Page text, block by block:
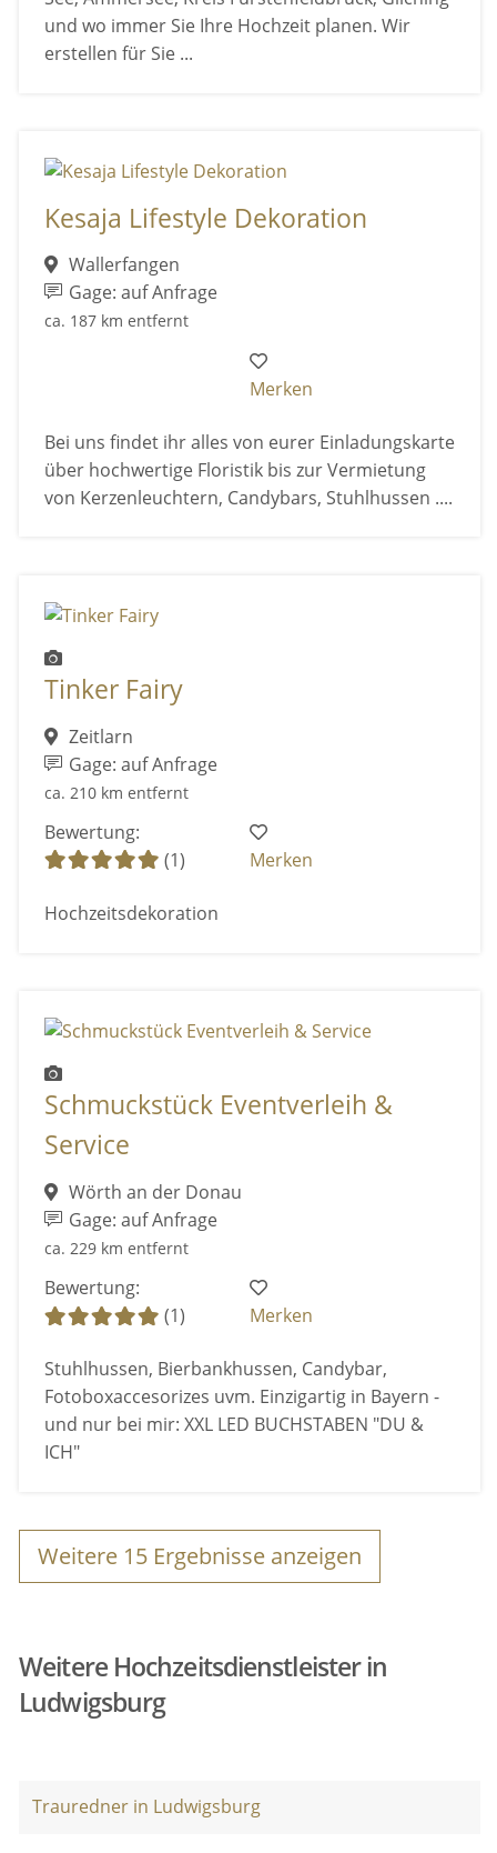
und wo immer Sie Ihre Hochzeit planen. Wir
erstellen für Sie ...
Kesaja Lifestyle Dekoration
Wallerfangen
Gage: auf Anfrage
ca. 187 km entfernt
Merken
Bei uns findet ihr alles von eurer Einladungskarte
über hochwertige Floristik bis zur Vermietung
von Kerzenleuchtern, Candybars, Stuhlhussen ....
Tinker Fairy
Zeitlarn
Gage: auf Anfrage
ca. 210 km entfernt
Bewertung:
(1)
Merken
Hochzeitsdekoration
Schmuckstück Eventverleih &
Service
Wörth an der Donau
Gage: auf Anfrage
ca. 229 km entfernt
Bewertung:
(1)
Merken
Stuhlhussen, Bierbankhussen, Candybar,
Fotoboxaccesorizes uvm. Einzigartig in Bayern -
und nur bei mir: XXL LED BUCHSTABEN "DU &
ICH"
Weitere 15 Ergebnisse anzeigen
Weitere Hochzeitsdienstleister in
Ludwigsburg
Trauredner in Ludwigsburg